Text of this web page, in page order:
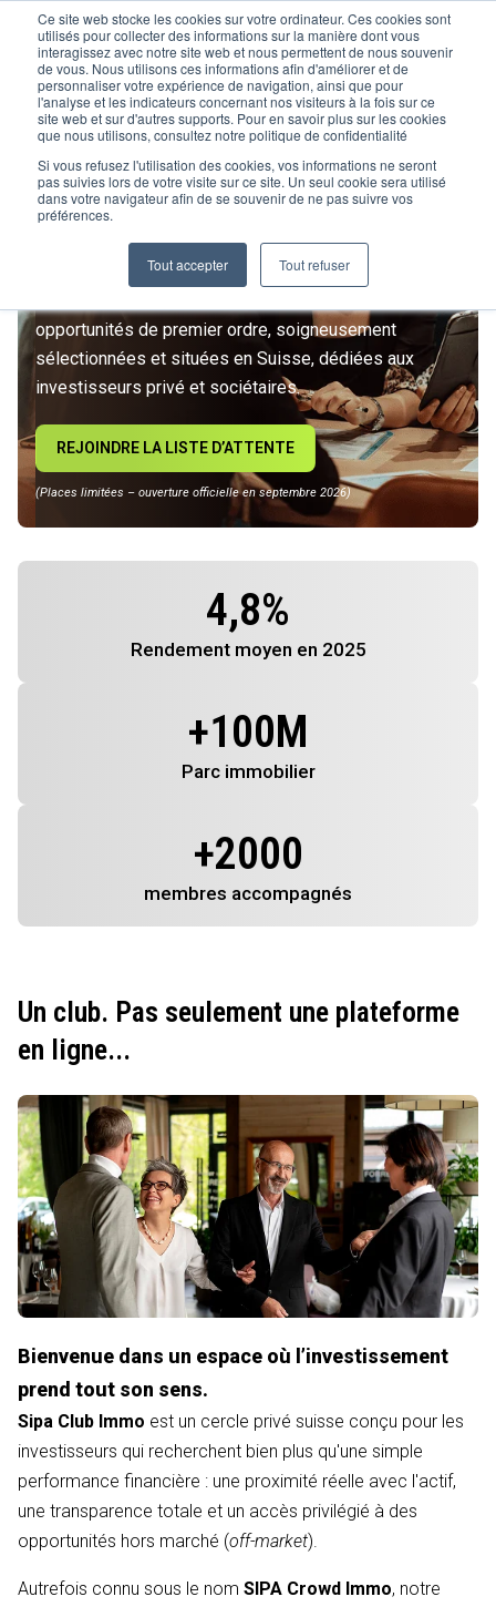
Ce site web stocke les cookies sur votre ordinateur. Ces cookies sont
utilisés pour collecter des informations sur la manière dont vous
interagissez avec notre site web et nous permettent de nous souvenir
de vous. Nous utilisons ces informations afin d'améliorer et de
personnaliser votre expérience de navigation, ainsi que pour
l'analyse et les indicateurs concernant nos visiteurs à la fois sur ce
site web et sur d'autres supports. Pour en savoir plus sur les cookies
que nous utilisons, consultez notre politique de confidentialité
Si vous refusez l'utilisation des cookies, vos informations ne seront
pas suivies lors de votre visite sur ce site. Un seul cookie sera utilisé
dans votre navigateur afin de se souvenir de ne pas suivre vos
préférences.
Tout accepter Tout refuser
L’IMMOBILIER
D’INVESTISSEMENT ENTRE
DANS UNE NOUVELLE ÈRE
Rejoignez le premier club privé d'investissement
opportunités de premier ordre, soigneusement
sélectionnées et situées en Suisse, dédiées aux
investisseurs privé et sociétaires.
REJOINDRE LA LISTE D’ATTENTE
(Places limitées – ouverture officielle en septembre 2026)
4,8%
Rendement moyen en 2025
+100M
Parc immobilier
+2000
membres accompagnés
Un club. Pas seulement une plateforme
en ligne...
Bienvenue dans un espace où l’investissement
prend tout son sens.
Sipa Club Immo est un cercle privé suisse conçu pour les
investisseurs qui recherchent bien plus qu'une simple
performance financière : une proximité réelle avec l'actif,
une transparence totale et un accès privilégié à des
opportunités hors marché (off-market).
Autrefois connu sous le nom SIPA Crowd Immo, notre